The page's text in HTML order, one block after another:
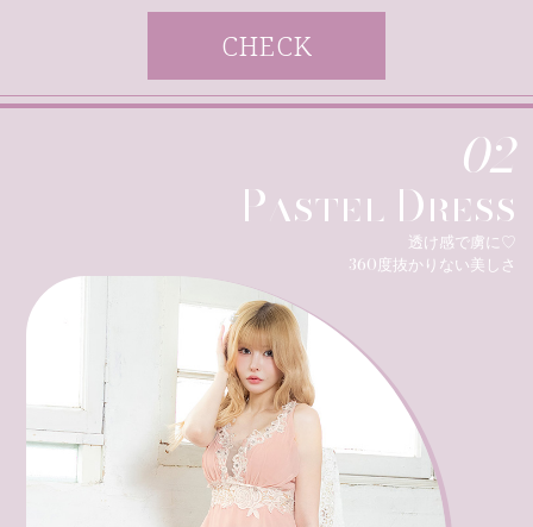
CHECK
02
Pastel Dress
透け感で虜に♡
360度抜かりない美しさ